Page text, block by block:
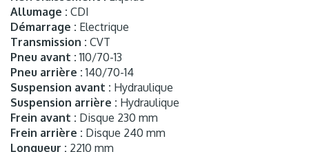
Allumage : CDI
Démarrage : Electrique
Transmission : CVT
Pneu avant : 110/70-13
Pneu arrière : 140/70-14
Suspension avant : Hydraulique
Suspension arrière : Hydraulique
Frein avant : Disque 230 mm
Frein arrière : Disque 240 mm
Longueur : 2210 mm